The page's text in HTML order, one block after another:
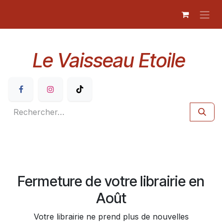
Le Vaisseau Etoile
Fermeture de votre librairie en
Août
Votre librairie ne prend plus de nouvelles